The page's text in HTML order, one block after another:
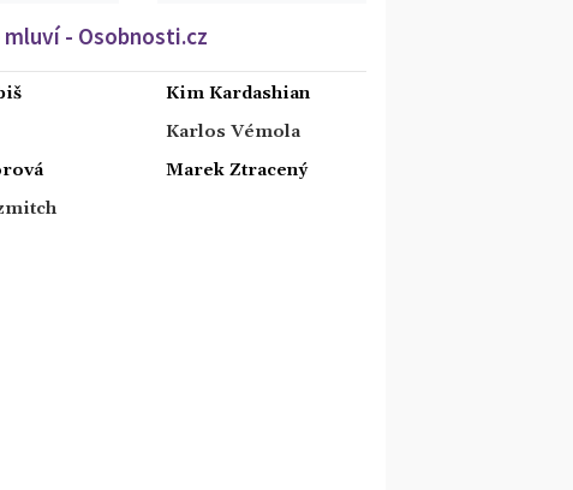
mluví - Osobnosti.cz
Kim Kardashian
Karlos Vémola
Marek Ztracený